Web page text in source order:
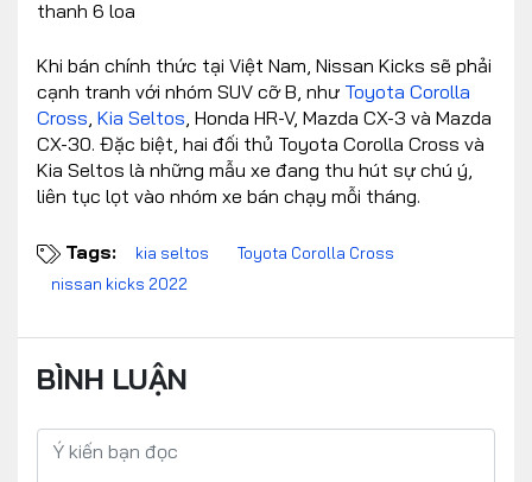
thanh 6 loa
Khi bán chính thức tại Việt Nam, Nissan Kicks sẽ phải
cạnh tranh với nhóm SUV cỡ B, như Toyota Corolla
Cross Kia Seltos , Honda HR-V, Mazda CX-3 và Mazda
CX-30. Đặc biệt, hai đối thủ Toyota Corolla Cross và
Kia Seltos là những mẫu xe đang thu hút sự chú ý,
liên tục lọt vào nhóm xe bán chạy mỗi tháng.
Tags: kia seltos
Toyota Corolla Cross
nissan kicks 2022
BÌNH LUẬN